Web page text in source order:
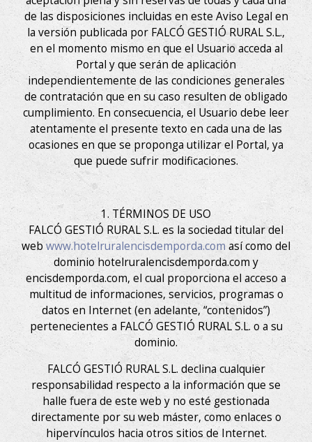
de las disposiciones incluidas en este Aviso Legal en
la versión publicada por FALCÓ GESTIÓ RURAL S.L.,
en el momento mismo en que el Usuario acceda al
Portal y que serán de aplicación
independientemente de las condiciones generales
de contratación que en su caso resulten de obligado
cumplimiento. En consecuencia, el Usuario debe leer
atentamente el presente texto en cada una de las
ocasiones en que se proponga utilizar el Portal, ya
que puede sufrir modificaciones.
1. TÉRMINOS DE USO
FALCÓ GESTIÓ RURAL S.L. es la sociedad titular del
web www.hotelruralencisdemporda.com así como del
dominio hotelruralencisdemporda.com y
encisdemporda.com, el cual proporciona el acceso a
multitud de informaciones, servicios, programas o
datos en Internet (en adelante, “contenidos”)
pertenecientes a FALCÓ GESTIÓ RURAL S.L. o a su
dominio.
FALCÓ GESTIÓ RURAL S.L. declina cualquier
responsabilidad respecto a la información que se
halle fuera de este web y no esté gestionada
directamente por su web máster, como enlaces o
hipervínculos hacia otros sitios de Internet.